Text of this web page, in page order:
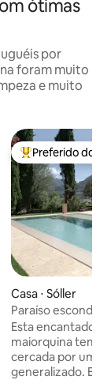
ótimas
por
foram muito
e muito
avaliação média
Entre os
Preferido dos
Casa ⋅ Sóller
Paraíso
Esta encantadora
maiorquina tem
cercada por um
generalizado.